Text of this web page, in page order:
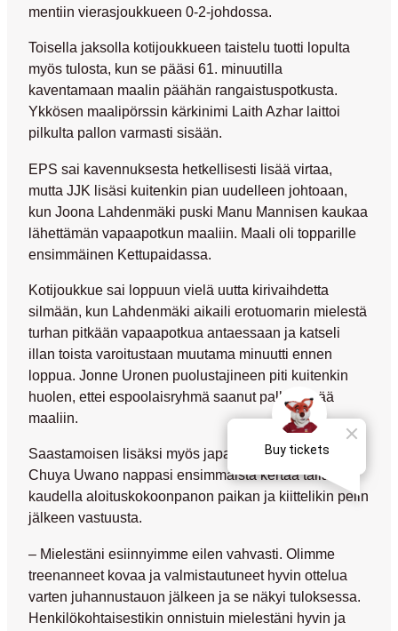
mentiin vierasjoukkueen 0-2-johdossa.
Toisella jaksolla kotijoukkueen taistelu tuotti lopulta
myös tulosta, kun se pääsi 61. minuutilla
kaventamaan maalin päähän rangaistuspotkusta.
Ykkösen maalipörssin kärkinimi Laith Azhar laittoi
pilkulta pallon varmasti sisään.
EPS sai kavennuksesta hetkellisesti lisää virtaa,
mutta JJK lisäsi kuitenkin pian uudelleen johtoaan,
kun Joona Lahdenmäki puski Manu Mannisen kaukaa
lähettämän vapaapotkun maaliin. Maali oli topparille
ensimmäinen Kettupaidassa.
Kotijoukkue sai loppuun vielä uutta kirivaihdetta
silmään, kun Lahdenmäki aikaili erotuomarin mielestä
turhan pitkään vapaapotkua antaessaan ja katseli
illan toista varoitustaan muutama minuutti ennen
loppua. Jonne Uronen puolustajineen piti kuitenkin
huolen, ettei espoolaisryhmä saanut palloa enää
maaliin.
Saastamoisen lisäksi myös japanilaispuolustaja
Chuya Uwano nappasi ensimmäistä kertaa tällä
kaudella aloituskokoonpanon paikan ja kiittelikin pelin
jälkeen vastuusta.
– Mielestäni esiinnyimme eilen vahvasti. Olimme
treenanneet kovaa ja valmistautuneet hyvin ottelua
varten juhannustauon jälkeen ja se näkyi tuloksessa.
Henkilökohtaisestikin onnistuin mielestäni hyvin ja